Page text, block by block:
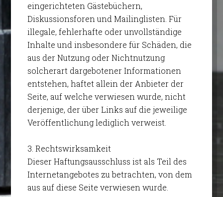
eingerichteten Gästebüchern,
Diskussionsforen und Mailinglisten. Für
illegale, fehlerhafte oder unvollständige
Inhalte und insbesondere für Schäden, die
aus der Nutzung oder Nichtnutzung
solcherart dargebotener Informationen
entstehen, haftet allein der Anbieter der
Seite, auf welche verwiesen wurde, nicht
derjenige, der über Links auf die jeweilige
Veröffentlichung lediglich verweist.
3. Rechtswirksamkeit
Dieser Haftungsausschluss ist als Teil des
Internetangebotes zu betrachten, von dem
aus auf diese Seite verwiesen wurde.